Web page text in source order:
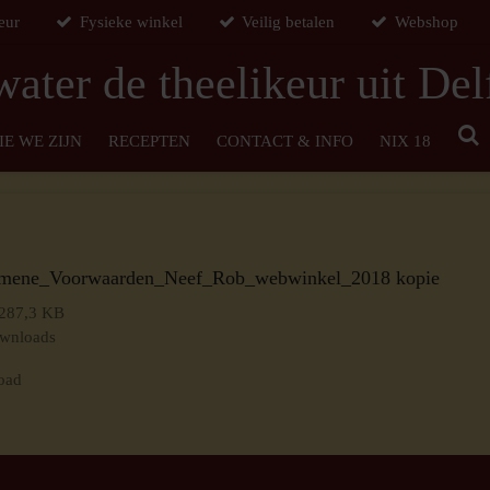
Fysieke winkel Veilig betalen Webshop
de theelikeur uit
WE ZIJN RECEPTEN CONTACT & INFO NIX 18
kopie
KB